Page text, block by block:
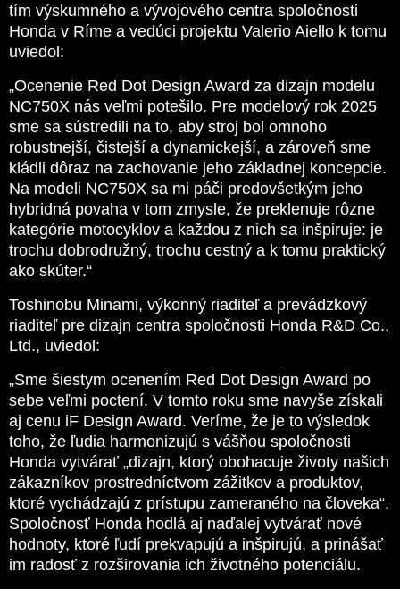
tím výskumného a vývojového centra spoločnosti
Honda v Ríme a vedúci projektu Valerio Aiello k tomu
uviedol:
„Ocenenie Red Dot Design Award za dizajn modelu
NC750X nás veľmi potešilo. Pre modelový rok 2025
sme sa sústredili na to, aby stroj bol omnoho
robustnejší, čistejší a dynamickejší, a zároveň sme
kládli dôraz na zachovanie jeho základnej koncepcie.
Na modeli NC750X sa mi páči predovšetkým jeho
hybridná povaha v tom zmysle, že preklenuje rôzne
kategórie motocyklov a každou z nich sa inšpiruje: je
trochu dobrodružný, trochu cestný a k tomu praktický
ako skúter.“
Toshinobu Minami, výkonný riaditeľ a prevádzkový
riaditeľ pre dizajn centra spoločnosti Honda R&D Co.,
Ltd., uviedol:
„Sme šiestym ocenením Red Dot Design Award po
sebe veľmi poctení. V tomto roku sme navyše získali
aj cenu iF Design Award. Veríme, že je to výsledok
toho, že ľudia harmonizujú s vášňou spoločnosti
Honda vytvárať „dizajn, ktorý obohacuje životy našich
zákazníkov prostredníctvom zážitkov a produktov,
ktoré vychádzajú z prístupu zameraného na človeka“.
Spoločnosť Honda hodlá aj naďalej vytvárať nové
hodnoty, ktoré ľudí prekvapujú a inšpirujú, a prinášať
im radosť z rozširovania ich životného potenciálu.